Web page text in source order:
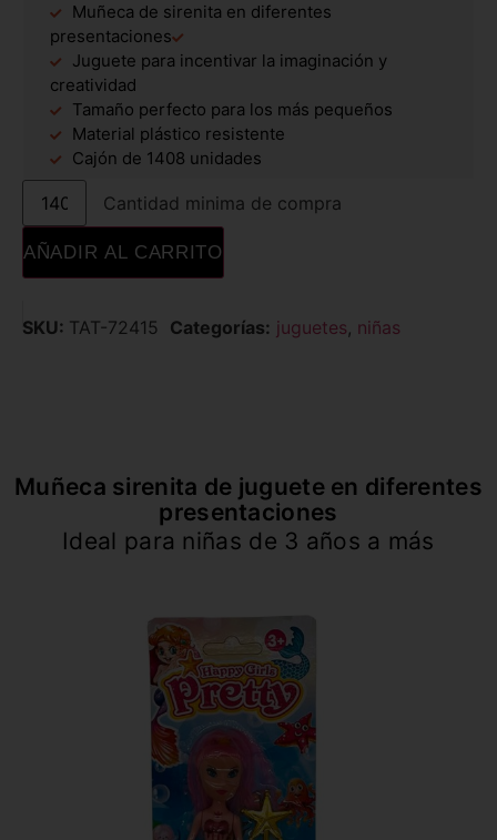
Muñeca de sirenita en diferentes
presentaciones
Juguete para incentivar la imaginación y
creatividad
Tamaño perfecto para los más pequeños
Material plástico resistente
Cajón de 1408 unidades
Cantidad minima de compra
AÑADIR AL CARRITO
SKU: TAT-72415 Categorías: juguetes, niñas
Muñeca sirenita de juguete en diferentes
presentaciones
Ideal para niñas de 3 años a más